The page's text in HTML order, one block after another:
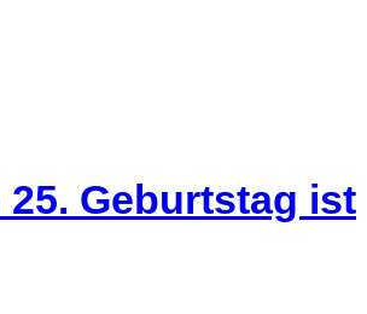
Geburtstag ist